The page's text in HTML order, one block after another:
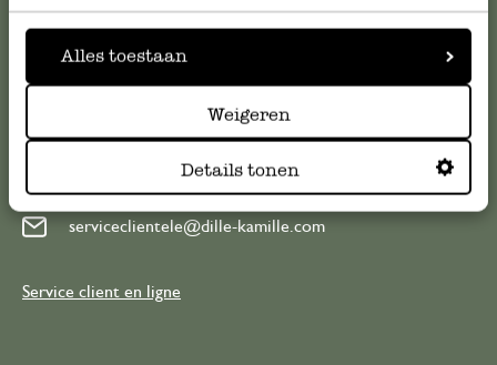
Alles toestaan
Weigeren
Details tonen
Service clientèle
Pour toute question ou demande de conseil ou d’aide,
veuillez contacter notre service clientèle. Ou retrouvez ici
questions les plus fréquemment posées .
serviceclientele@dille-kamille.com
Service client en ligne